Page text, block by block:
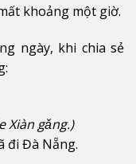
khoảng một giờ.
ngày, khi chia sẻ
Xiàn gǎng.)
đi Đà Nẵng.